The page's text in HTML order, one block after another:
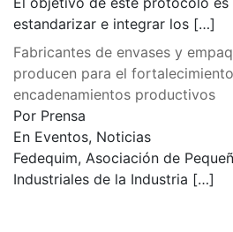
estandarizar e integrar los […]
Fabricantes de envases y
producen para el
encadenamientos productivos
Por Prensa
En Eventos, Noticias
Fedequim, Asociación de
Industriales de la Industria […]